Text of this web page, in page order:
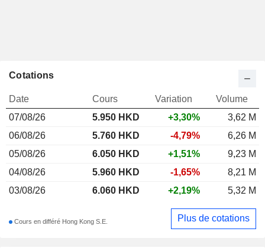
Cotations
Date Cours Variation
Volume
07/08/26
5.950 HKD +3,30%
3,62 M
06/08/26
5.760 HKD -4,79%
6,26 M
05/08/26
6.050 HKD +1,51%
9,23 M
04/08/26
5.960 HKD -1,65%
8,21 M
03/08/26
6.060 HKD +2,19% 5,32 M
Cours en différé Hong Kong S.E. Plus de cotations